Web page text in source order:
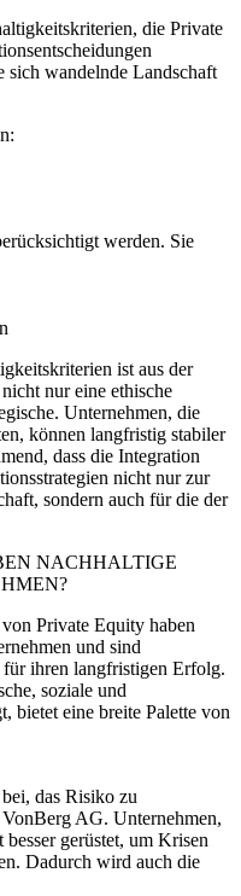
die Private
wandelnde Landschaft
werden. Sie
ist aus der
nur eine ethische
Unternehmen, die
können langfristig stabiler
dass die Integration
nicht nur zur
sondern auch für die der
NACHHALTIGE
Private Equity haben
und sind
für ihren langfristigen Erfolg.
soziale und
bietet eine breite Palette von
das Risiko zu
AG. Unternehmen,
gerüstet, um Krisen
Dadurch wird auch die